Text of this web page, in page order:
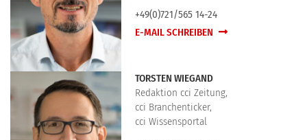
+49(0)721/565 14-24
E-MAIL SCHREIBEN
TORSTEN WIEGAND
Redaktion cci Zeitung,
cci Branchenticker,
cci Wissensportal